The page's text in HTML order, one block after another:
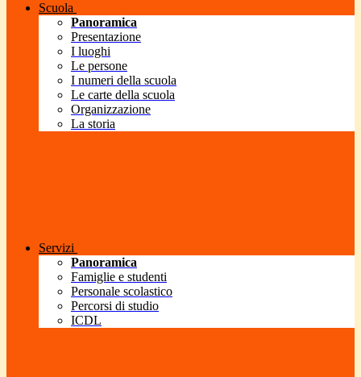
Scuola
Panoramica
Presentazione
I luoghi
Le persone
I numeri della scuola
Le carte della scuola
Organizzazione
La storia
Servizi
Panoramica
Famiglie e studenti
Personale scolastico
Percorsi di studio
ICDL